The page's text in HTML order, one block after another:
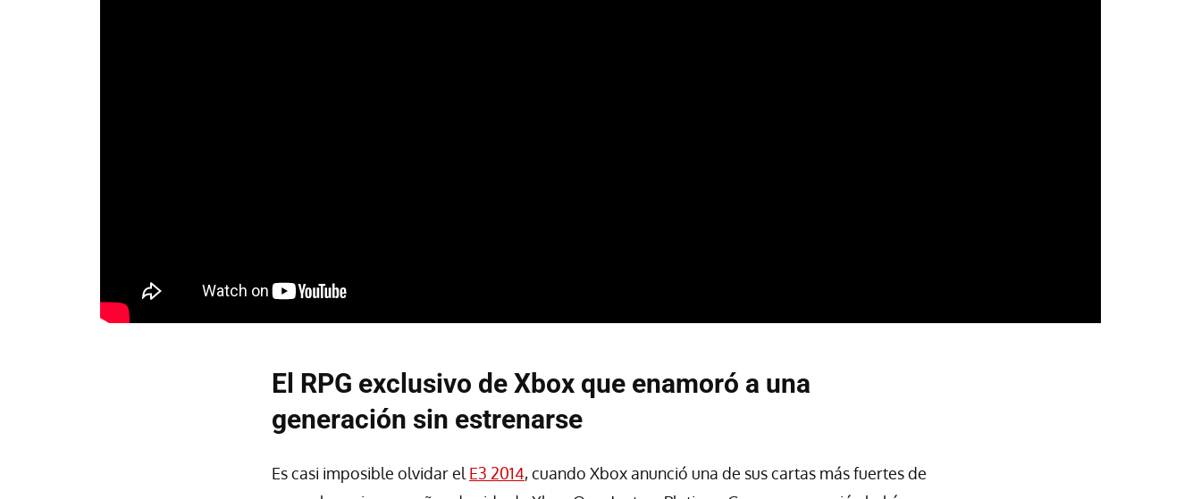
El RPG exclusivo de Xbox que enamoró a una
generación sin estrenarse
Es casi imposible olvidar el E3 2014, cuando Xbox anunció una de sus cartas más fuertes de